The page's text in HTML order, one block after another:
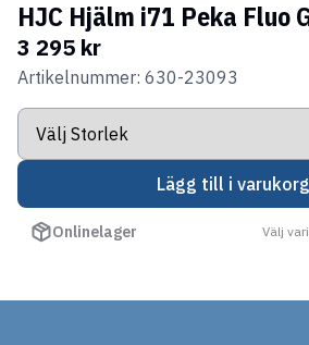
HJC Hjälm i71 Peka Fluo
3 295 kr
Artikelnummer: 630-23093
Lägg till i
Onlinelager Välj